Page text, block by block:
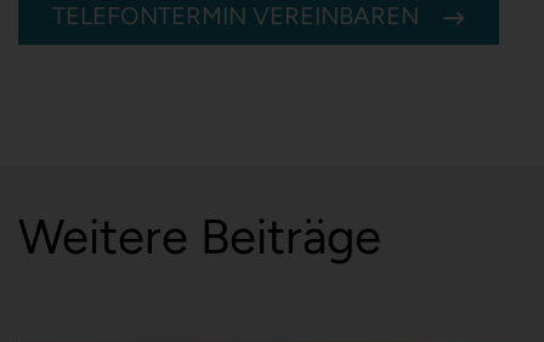
TELEFONTERMIN VEREINBAREN
Weitere Beiträge